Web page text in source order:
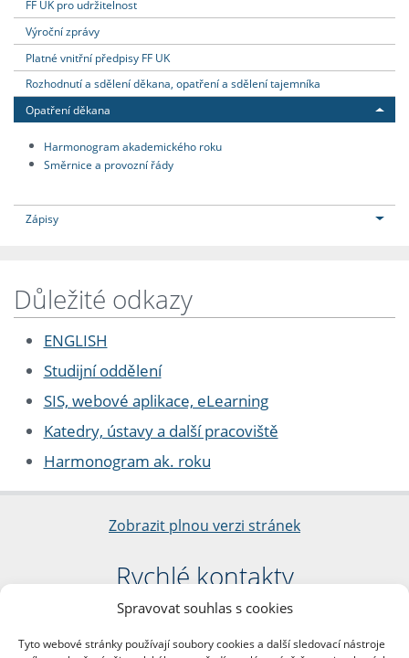
Spravovat souhlas s cookies
Tyto webové stránky používají soubory cookies a další sledovací nástroje
FF UK pro udržitelnost
Výroční zprávy
Platné vnitřní předpisy FF UK
Rozhodnutí a sdělení děkana, opatření a sdělení tajemníka
Opatření děkana
Harmonogram akademického roku
Směrnice a provozní řády
Zápisy
Důležité odkazy
ENGLISH
Studijní oddělení
SIS, webové aplikace, eLearning
Katedry, ústavy a další pracoviště
Harmonogram ak. roku
Zobrazit plnou verzi stránek
Rychlé kontakty
Filozofická fakulta
nám. Jana Palacha 1/2